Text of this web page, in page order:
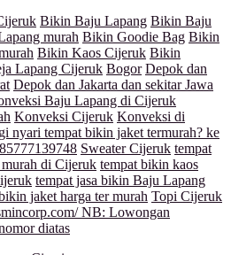
Bikin Baju Lapang Bikin Baju
murah Bikin Goodie Bag Bikin
Bikin Kaos Cijeruk Bikin
Lapang Cijeruk Bogor Depok dan
Depok dan Jakarta dan sekitar Jawa
Baju Lapang di Cijeruk
Konveksi Cijeruk Konveksi di
nyari tempat bikin jaket termurah? ke
Sweater Cijeruk tempat
di Cijeruk tempat bikin kaos
tempat jasa bikin Baju Lapang
jaket harga ter murah Topi Cijeruk
NB: Lowongan
diatas